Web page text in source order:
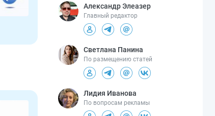
Александр Элеазер
Главный редактор
Светлана Панина
По размещению статей
Лидия Иванова
По вопросам рекламы